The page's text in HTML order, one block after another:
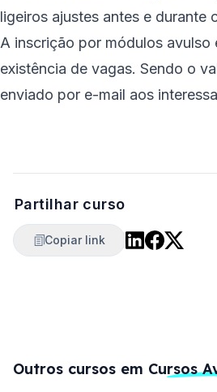
ligeiros ajustes antes e durante
A inscrição por módulos avulso
existência de vagas. Sendo o
enviado por e-mail aos
Partilhar curso
Copiar link
Outros cursos em Cursos